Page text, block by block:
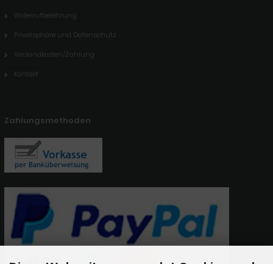
Widerrufbelehrung
Privatsphäre und Datenschutz
Versandkosten/Zahlung
Kontakt
Zahlungsmethoden